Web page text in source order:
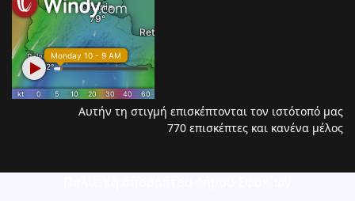
Αυτήν τη στιγμή επισκέπτονται τον ιστότοπό μας
770 επισκέπτες και κανένα μέλος